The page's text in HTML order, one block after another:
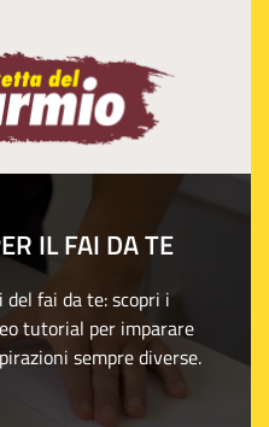
IL FAI DA TE
fai da te: scopri i
tutorial per imparare
sempre diverse.